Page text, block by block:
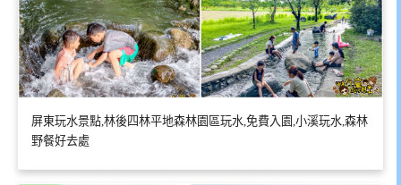
屏東玩水景點,林後四林平地森林園區玩水,免費入園,小溪玩水,森林
野餐好去處